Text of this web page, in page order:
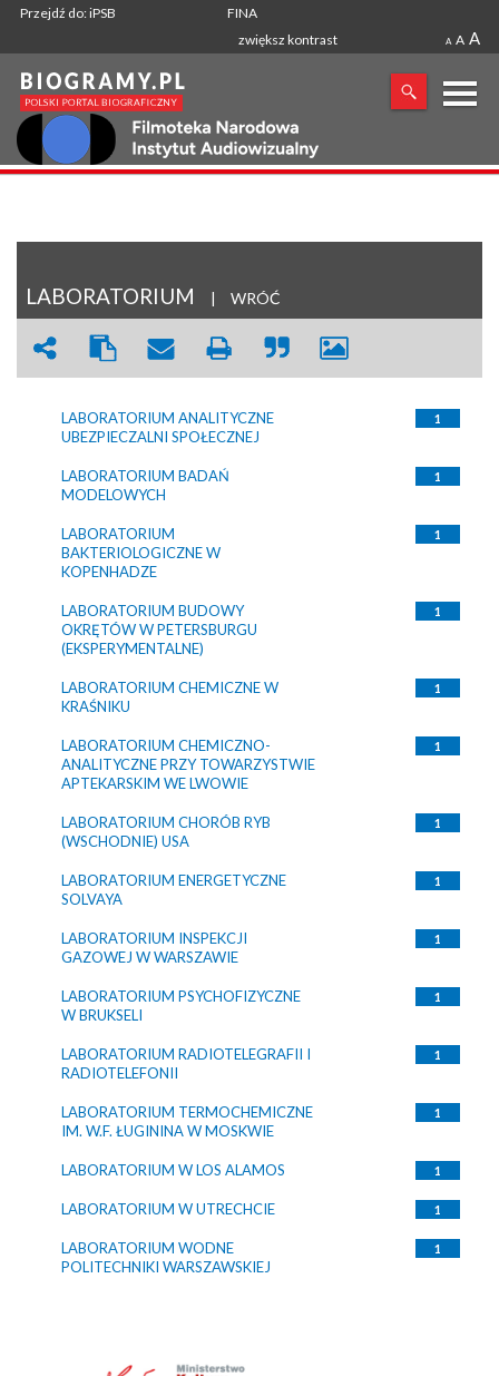
Przejdź do: iPSB
FINA
zwiększ kontrast
A A A
X
LABORATORIUM | WRÓĆ
LABORATORIUM ANALITYCZNE
UBEZPIECZALNI SPOŁECZNEJ
1
LABORATORIUM BADAŃ
MODELOWYCH
1
LABORATORIUM
BAKTERIOLOGICZNE W
KOPENHADZE
1
LABORATORIUM BUDOWY
OKRĘTÓW W PETERSBURGU
(EKSPERYMENTALNE)
1
LABORATORIUM CHEMICZNE W
KRAŚNIKU
1
LABORATORIUM CHEMICZNO-
ANALITYCZNE PRZY TOWARZYSTWIE
APTEKARSKIM WE LWOWIE
1
LABORATORIUM CHORÓB RYB
(WSCHODNIE) USA
1
LABORATORIUM ENERGETYCZNE
SOLVAYA
1
LABORATORIUM INSPEKCJI
GAZOWEJ W WARSZAWIE
1
LABORATORIUM PSYCHOFIZYCZNE
W BRUKSELI
1
LABORATORIUM RADIOTELEGRAFII I
RADIOTELEFONII
1
LABORATORIUM TERMOCHEMICZNE
IM. W.F. ŁUGININA W MOSKWIE
1
LABORATORIUM W LOS ALAMOS 1
LABORATORIUM W UTRECHCIE 1
LABORATORIUM WODNE
POLITECHNIKI WARSZAWSKIEJ
1